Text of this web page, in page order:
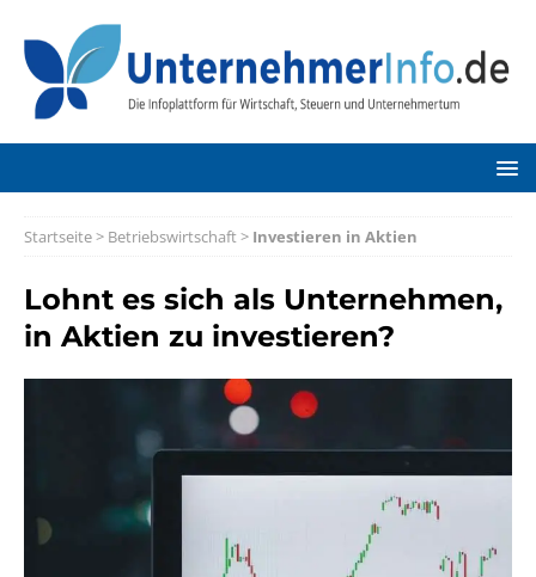
Startseite> Betriebswirtschaft> Investieren in Aktien
Lohnt es sich als Unternehmen,
in Aktien zu investieren?